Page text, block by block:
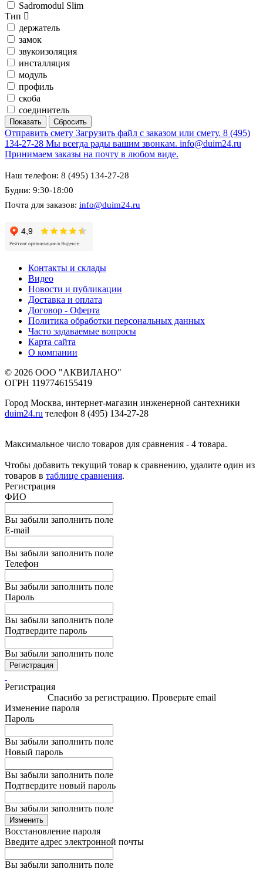
Sadromodul Slim
Тип
держатель
замок
звукоизоляция
инсталляция
модуль
профиль
скоба
соединитель
Отправить смету Загрузить файл с заказом или смету. 8 (495)
134-27-28 Мы всегда рады вашим звонкам. info@duim24.ru
Принимаем заказы на почту в любом виде.
Наш телефон: 8 (495) 134-27-28
Будни: 9:30-18:00
Почта для заказов: info@duim24.ru
Контакты и склады
Видео
Новости и публикации
Доставка и оплата
Договор - Оферта
Политика обработки персональных данных
Часто задаваемые вопросы
Карта сайта
О компании
© 2026 ООО "АКВИЛАНО"
ОГРН 1197746155419
Город Москва, интернет-магазин инженерной сантехники
duim24.ru телефон 8 (495) 134-27-28
Максимальное число товаров для сравнения - 4 товара.
Чтобы добавить текущий товар к сравнению, удалите один из
товаров в таблице сравнения.
Регистрация
ФИО
Вы забыли заполнить поле
E-mail
Вы забыли заполнить поле
Телефон
Вы забыли заполнить поле
Пароль
Вы забыли заполнить поле
Подтвердите пароль
Вы забыли заполнить поле
Регистрация
Регистрация
Спасибо за регистрацию. Проверьте email
Изменение пароля
Пароль
Вы забыли заполнить поле
Новый пароль
Вы забыли заполнить поле
Подтвердите новый пароль
Вы забыли заполнить поле
Изменить
Восстановление пароля
Введите адрес электронной почты
Вы забыли заполнить поле